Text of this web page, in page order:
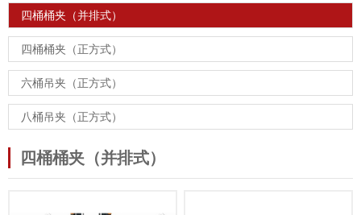
四桶桶夹（并排式）
四桶桶夹（正方式）
六桶吊夹（正方式）
八桶吊夹（正方式）
四桶桶夹（并排式）